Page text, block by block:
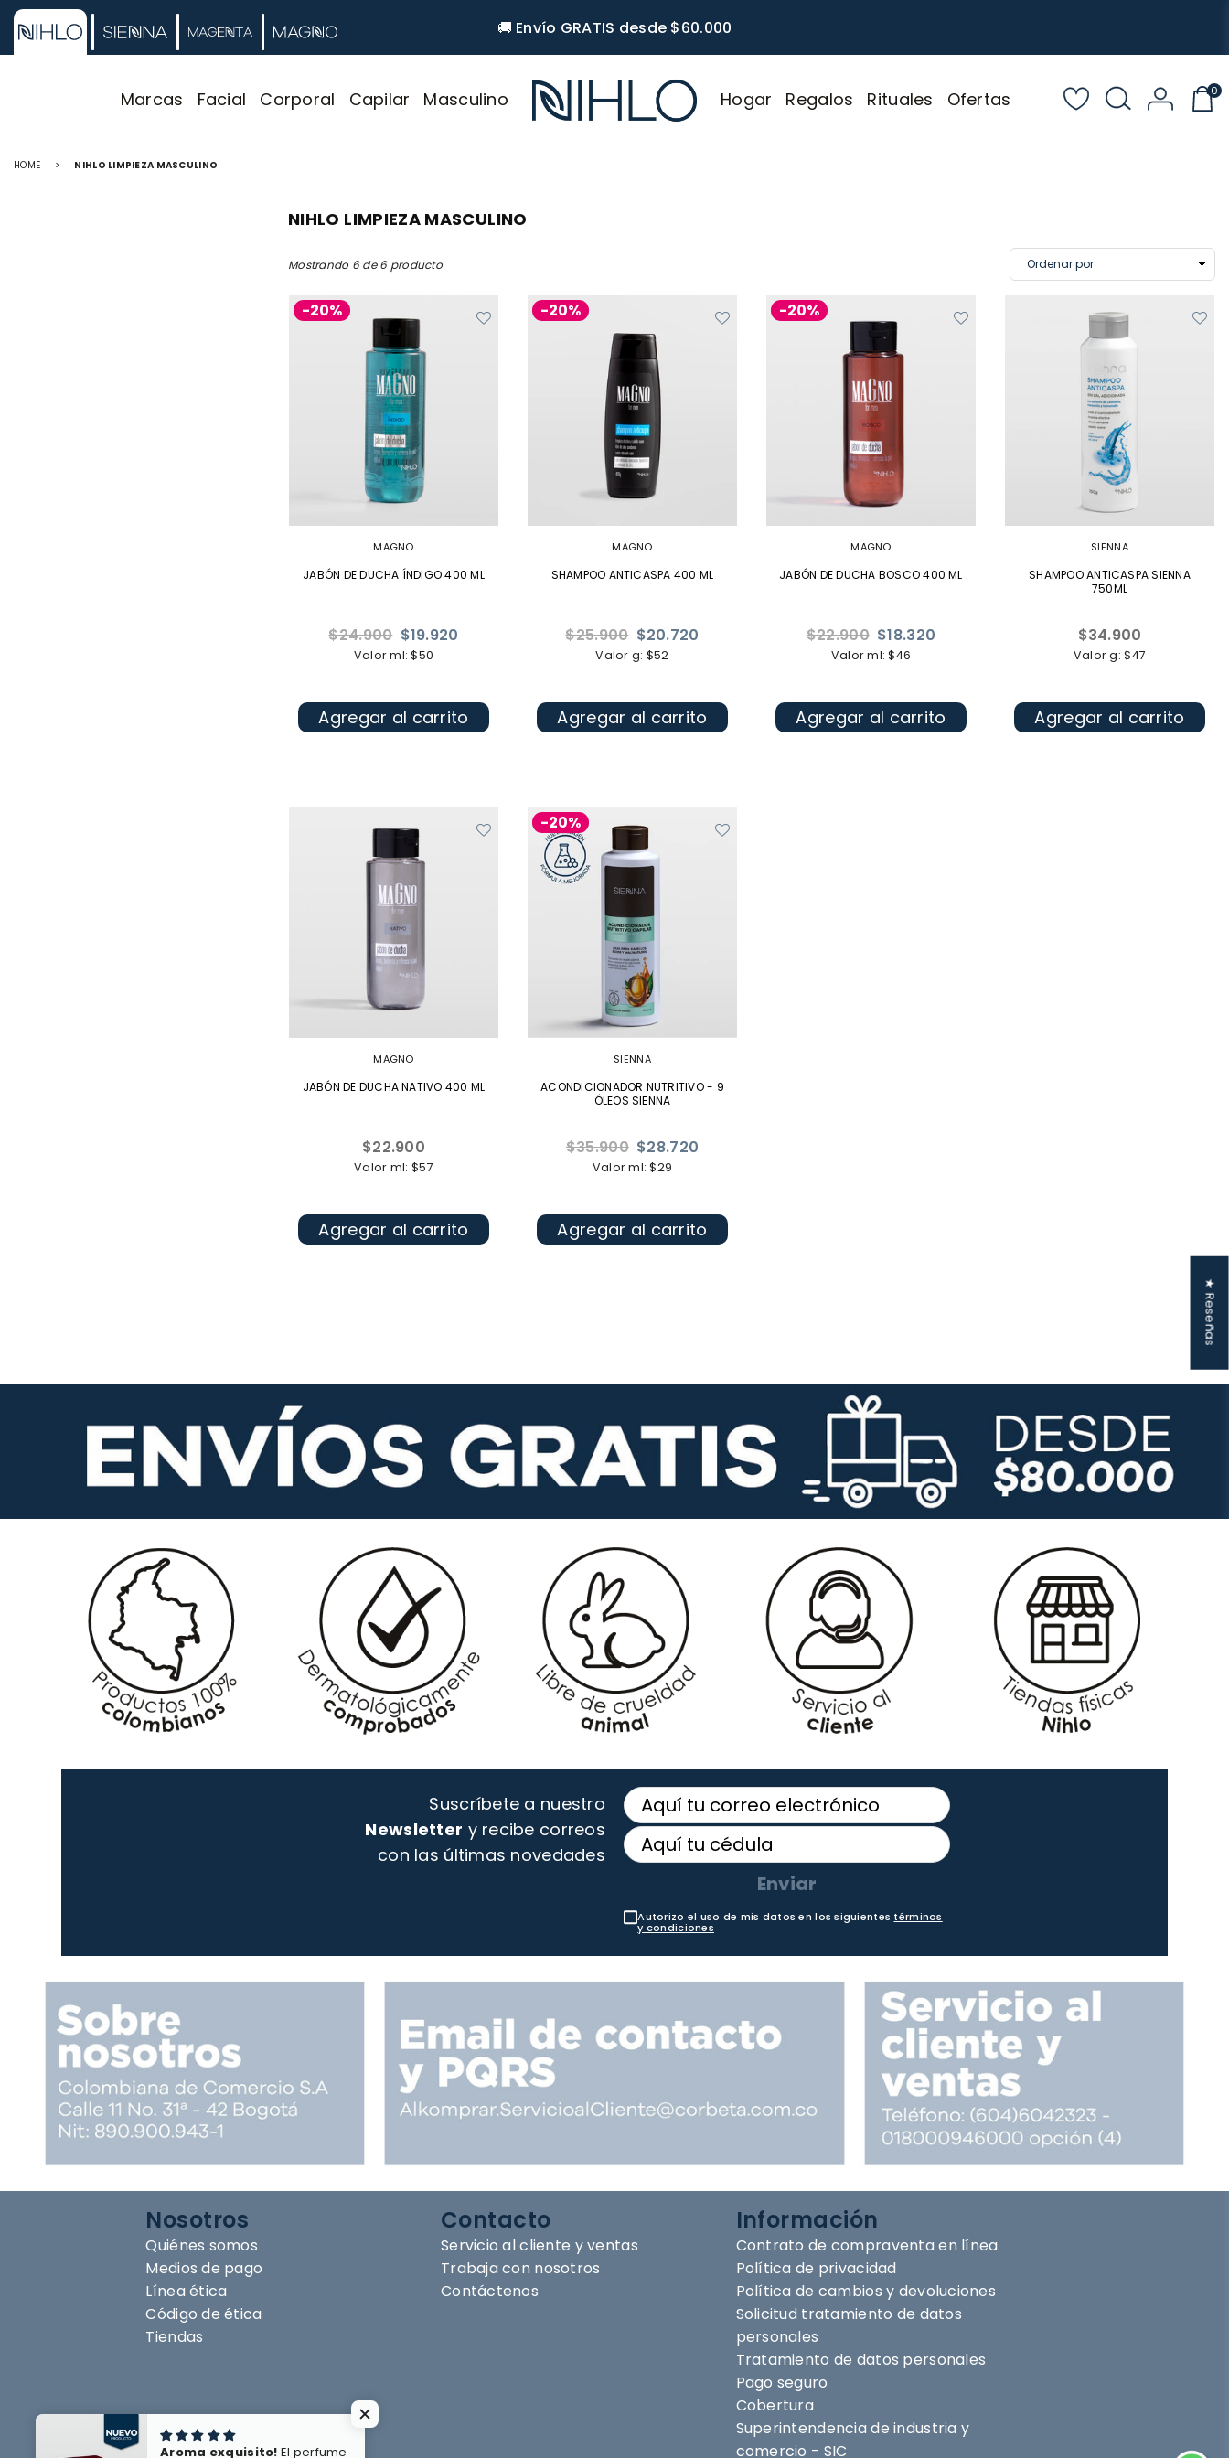
🚚 Envío GRATIS desde $60.000
Marcas Facial Corporal Capilar Masculino Hogar Regalos Rituales Ofertas 0
HOME > NIHLO LIMPIEZA MASCULINO
NIHLO LIMPIEZA MASCULINO
Mostrando 6 de 6 producto
-20%
MAGNO
JABÓN DE DUCHA ÍNDIGO 400 ML
Precio
habitual
$24.900 $19.920
Valor ml: $50
Agregar al carrito
-20%
MAGNO
SHAMPOO ANTICASPA 400 ML
Precio
habitual
$25.900 $20.720
Valor g: $52
Agregar al carrito
-20%
MAGNO
JABÓN DE DUCHA BOSCO 400 ML
Precio
habitual
$22.900 $18.320
Valor ml: $46
Agregar al carrito
SIENNA
SHAMPOO ANTICASPA SIENNA
750ML
Precio
habitual
$34.900
Valor g: $47
Agregar al carrito
MAGNO
JABÓN DE DUCHA NATIVO 400 ML
Precio
habitual
$22.900
Valor ml: $57
Agregar al carrito
-20%
SIENNA
ACONDICIONADOR NUTRITIVO - 9
ÓLEOS SIENNA
Precio
habitual
$35.900 $28.720
Valor ml: $29
Agregar al carrito
Suscríbete a nuestro
Newsletter y recibe correos
con las últimas novedades
Enviar
Autorizo el uso de mis datos en los siguientes términos
y condiciones
Nosotros
Quiénes somos
Medios de pago
Línea ética
Código de ética
Tiendas
Contacto
Servicio al cliente y ventas
Trabaja con nosotros
Contáctenos
Información
Contrato de compraventa en línea
Política de privacidad
Política de cambios y devoluciones
Solicitud tratamiento de datos
personales
Tratamiento de datos personales
Pago seguro
Cobertura
Superintendencia de industria y
comercio - SIC
Aroma exquisito!El perfume
★ Reseñas